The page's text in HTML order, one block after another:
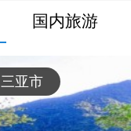
国内旅游
三亚市